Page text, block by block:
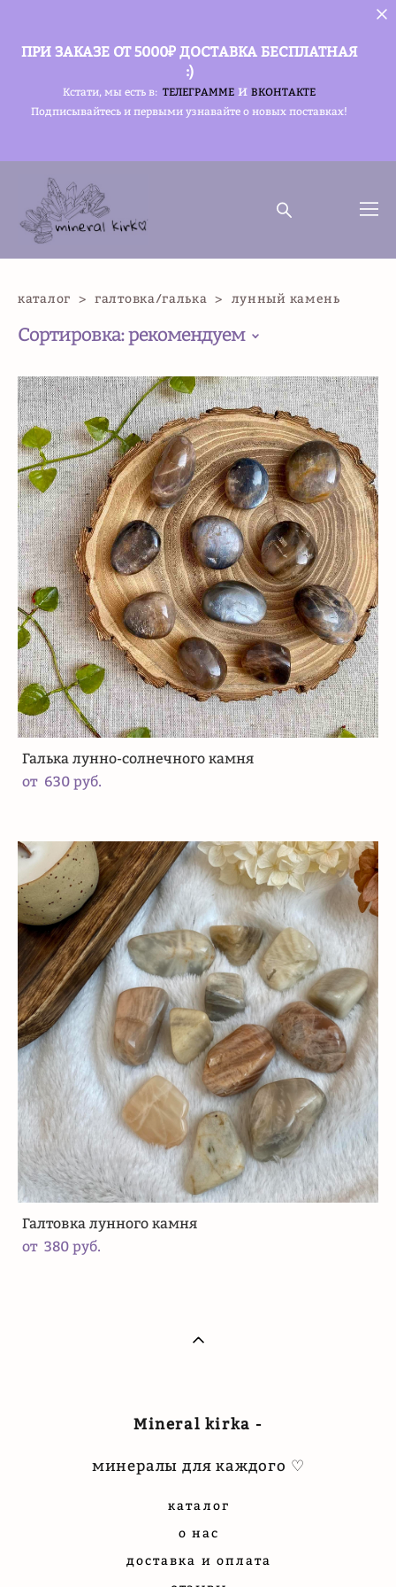
ПРИ ЗАКАЗЕ ОТ 5000₽ ДОСТАВКА БЕСПЛАТНАЯ
:)
Кстати, мы есть в: ТЕЛЕГРАММЕ и ВКОНТАКТЕ
Подписывайтесь и первыми узнавайте о новых поставках!
каталог > галтовка/галька > лунный камень
Сортировка:рекомендуем
Галька лунно-солнечного камня
от 630 pуб.
Галтовка лунного камня
от 380 pуб.
Mineral kirka -
минералы для каждого ♡
каталог
о нас
доставка и оплата